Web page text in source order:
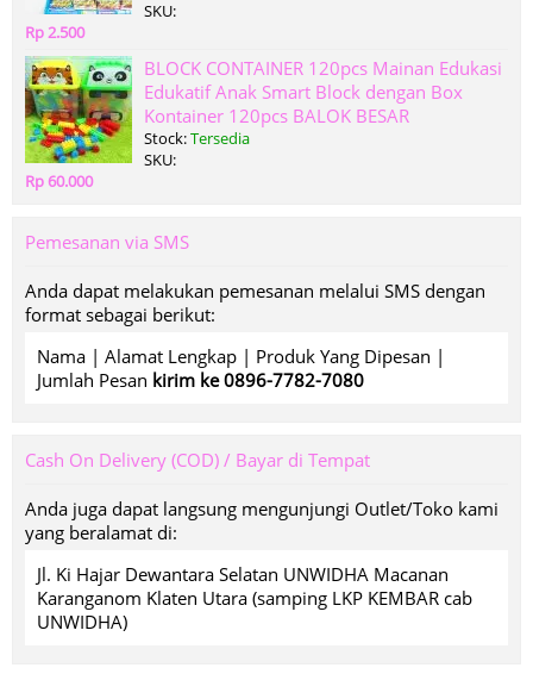
SKU:
Rp 2.500
BLOCK CONTAINER 120pcs Mainan Edukasi
Edukatif Anak Smart Block dengan Box
Kontainer 120pcs BALOK BESAR
Stock:Tersedia
SKU:
Rp 60.000
Pemesanan via SMS
Anda dapat melakukan pemesanan melalui SMS dengan
format sebagai berikut:
Nama | Alamat Lengkap | Produk Yang Dipesan |
Jumlah Pesan kirim ke 0896-7782-7080
Cash On Delivery (COD) / Bayar di Tempat
Anda juga dapat langsung mengunjungi Outlet/Toko kami
yang beralamat di:
Jl. Ki Hajar Dewantara Selatan UNWIDHA Macanan
Karanganom Klaten Utara (samping LKP KEMBAR cab
UNWIDHA)